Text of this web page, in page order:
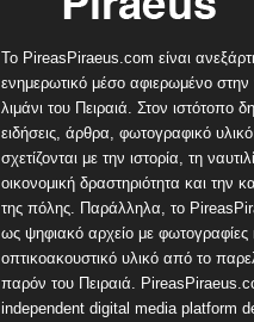
Το PireasPiraeus.com είναι
ενημερωτικό μέσο αφιερωμένο στην
λιμάνι του Πειραιά. Στον ιστότοπο
ειδήσεις, άρθρα, φωτογραφικό
σχετίζονται με την ιστορία, τη
οικονομική δραστηριότητα και την
της πόλης. Παράλληλα, το
ως ψηφιακό αρχείο με φωτογραφίες
οπτικοακουστικό υλικό από το
παρόν του Πειραιά.
independent digital media platform